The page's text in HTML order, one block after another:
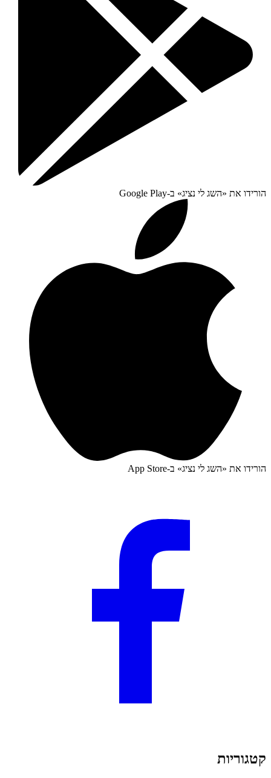
הורידו את «השג לי נציג» ב-Google Play
הורידו את «השג לי נציג» ב-App Store
קטגוריות